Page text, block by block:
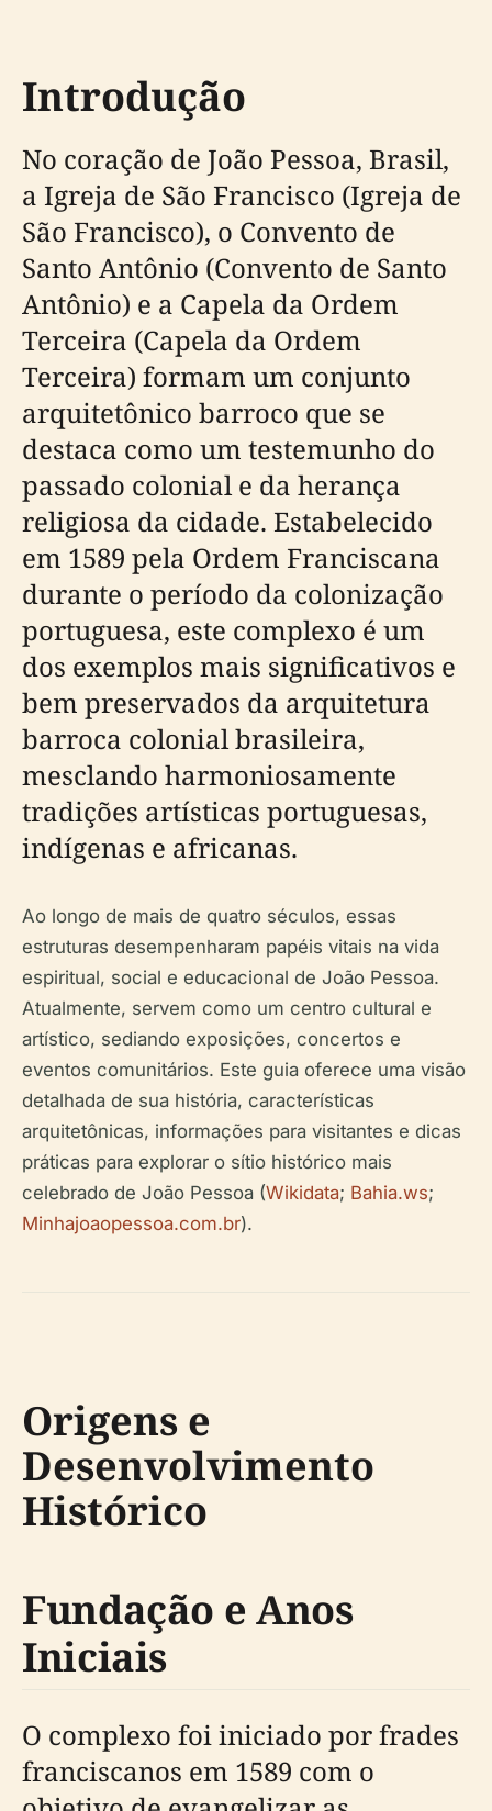
Introdução
No coração de João Pessoa, Brasil,
a Igreja de São Francisco (Igreja de
São Francisco), o Convento de
Santo Antônio (Convento de Santo
Antônio) e a Capela da Ordem
Terceira (Capela da Ordem
Terceira) formam um conjunto
arquitetônico barroco que se
destaca como um testemunho do
passado colonial e da herança
religiosa da cidade. Estabelecido
em 1589 pela Ordem Franciscana
durante o período da colonização
portuguesa, este complexo é um
dos exemplos mais significativos e
bem preservados da arquitetura
barroca colonial brasileira,
mesclando harmoniosamente
tradições artísticas portuguesas,
indígenas e africanas.
Ao longo de mais de quatro séculos, essas
estruturas desempenharam papéis vitais na vida
espiritual, social e educacional de João Pessoa.
Atualmente, servem como um centro cultural e
artístico, sediando exposições, concertos e
eventos comunitários. Este guia oferece uma visão
detalhada de sua história, características
arquitetônicas, informações para visitantes e dicas
práticas para explorar o sítio histórico mais
celebrado de João Pessoa (Wikidata; Bahia.ws;
Minhajoaopessoa.com.br).
Origens e
Desenvolvimento
Histórico
Fundação e Anos
Iniciais
O complexo foi iniciado por frades
franciscanos em 1589 com o